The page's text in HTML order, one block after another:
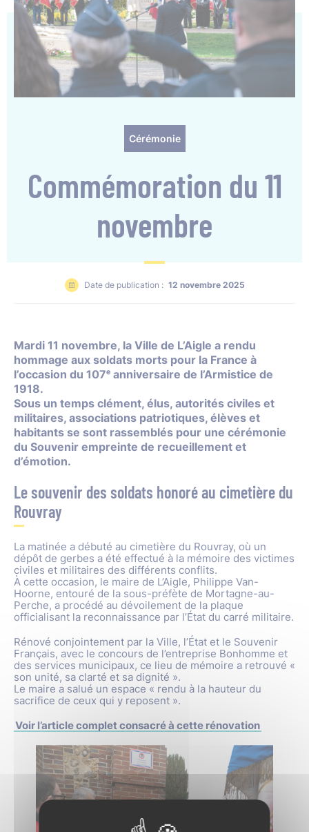
Cérémonie
Commémoration du 11
novembre
Date de publication : 12 novembre 2025
Mardi 11 novembre, la Ville de L’Aigle a rendu
hommage aux soldats morts pour la France à
l’occasion du 107ᵉ anniversaire de l’Armistice de
1918.
Sous un temps clément, élus, autorités civiles et
militaires, associations patriotiques, élèves et
habitants se sont rassemblés pour une cérémonie
du Souvenir empreinte de recueillement et
d’émotion.
Le souvenir des soldats honoré au cimetière du
Rouvray
La matinée a débuté au cimetière du Rouvray, où un
dépôt de gerbes a été effectué à la mémoire des victimes
civiles et militaires des différents conflits.
À cette occasion, le maire de L’Aigle, Philippe Van-
Hoorne, entouré de la sous-préfète de Mortagne-au-
Perche, a procédé au dévoilement de la plaque
officialisant la reconnaissance par l’État du carré militaire.
Rénové conjointement par la Ville, l’État et le Souvenir
Français, avec le concours de l’entreprise Bonhomme et
des services municipaux, ce lieu de mémoire a retrouvé «
son unité, sa clarté et sa dignité ».
Le maire a salué un espace « rendu à la hauteur du
sacrifice de ceux qui y reposent ».
Voir l’article complet consacré à cette rénovation